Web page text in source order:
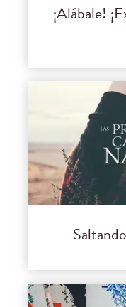
¡Alábale!